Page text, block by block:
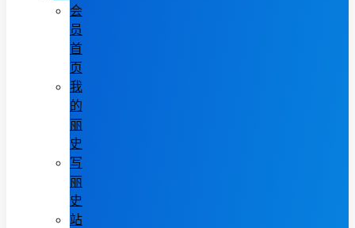
会
员
首
页
我
的
丽
史
写
丽
史
站